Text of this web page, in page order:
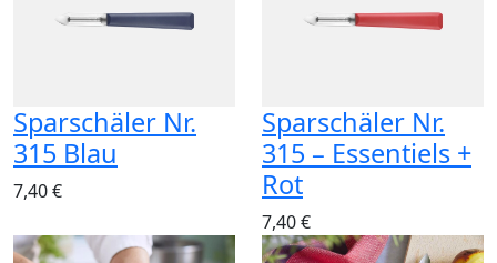
Sparschäler Nr.
315 Blau
7,40 €
Sparschäler Nr.
315 – Essentiels +
Rot
7,40 €